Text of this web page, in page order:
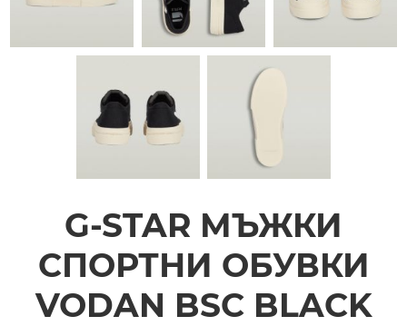
G-STAR МЪЖКИ
СПОРТНИ ОБУВКИ
VODAN BSC BLACK